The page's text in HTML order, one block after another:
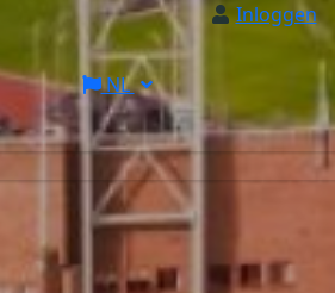
Inloggen
NL